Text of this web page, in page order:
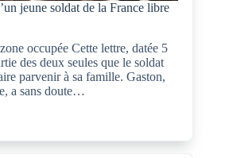
jeune soldat de la France libre
occupée Cette lettre, datée 5
des deux seules que le soldat
parvenir à sa famille. Gaston,
a sans doute…